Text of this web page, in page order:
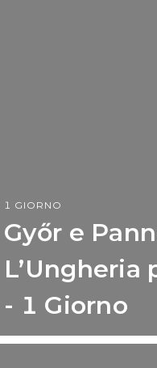
1 GIORNO
Győr e
L’Ungheria
- 1 Giorno